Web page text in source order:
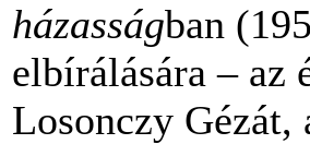
házasságban
elbírálására – az
Losonczy Gézát,